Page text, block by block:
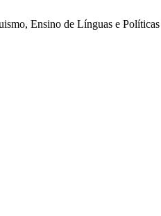
Ensino de Línguas e